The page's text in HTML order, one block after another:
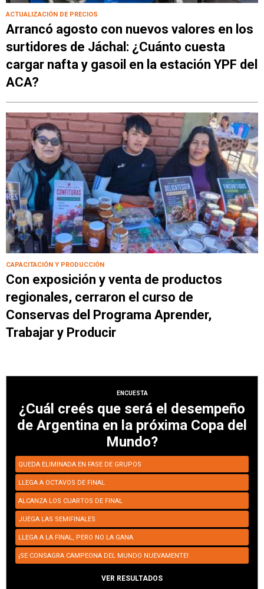
ACTUALIZACIÓN DE PRECIOS
Arrancó agosto con nuevos valores en los
surtidores de Jáchal: ¿Cuánto cuesta
cargar nafta y gasoil en la estación YPF del
ACA?
CAPACITACIÓN Y PRODUCCIÓN
Con exposición y venta de productos
regionales, cerraron el curso de
Conservas del Programa Aprender,
Trabajar y Producir
ENCUESTA
¿Cuál creés que será el desempeño
de Argentina en la próxima Copa del
Mundo?
QUEDA ELIMINADA EN FASE DE GRUPOS
LLEGA A OCTAVOS DE FINAL
ALCANZA LOS CUARTOS DE FINAL
JUEGA LAS SEMIFINALES
LLEGA A LA FINAL, PERO NO LA GANA
¡SE CONSAGRA CAMPEONA DEL MUNDO NUEVAMENTE!
VER RESULTADOS